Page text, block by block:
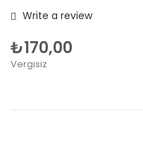
Write a review
₺170,00
Vergisiz